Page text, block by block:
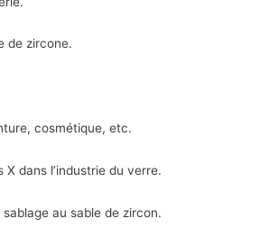
de zircone.
cosmétique, etc.
X dans l’industrie du verre.
au sable de zircon.